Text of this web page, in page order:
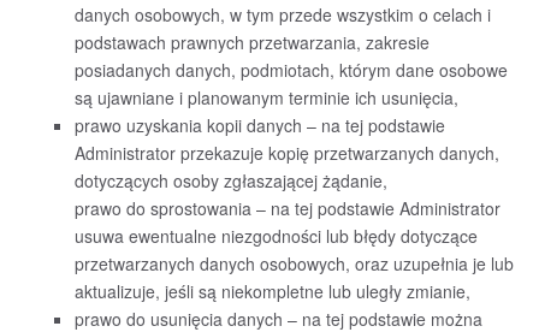
danych osobowych, w tym przede wszystkim o celach i
podstawach prawnych przetwarzania, zakresie
posiadanych danych, podmiotach, którym dane osobowe
są ujawniane i planowanym terminie ich usunięcia,
prawo uzyskania kopii danych – na tej podstawie
Administrator przekazuje kopię przetwarzanych danych,
dotyczących osoby zgłaszającej żądanie,
prawo do sprostowania – na tej podstawie Administrator
usuwa ewentualne niezgodności lub błędy dotyczące
przetwarzanych danych osobowych, oraz uzupełnia je lub
aktualizuje, jeśli są niekompletne lub uległy zmianie,
prawo do usunięcia danych – na tej podstawie można